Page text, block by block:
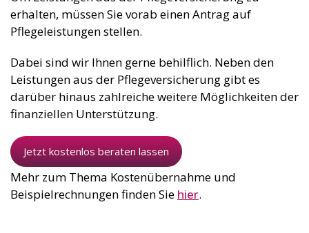
erhalten, müssen Sie vorab einen Antrag auf
Pflegeleistungen stellen.
Dabei sind wir Ihnen gerne behilflich. Neben den
Leistungen aus der Pflegeversicherung gibt es
darüber hinaus zahlreiche weitere Möglichkeiten der
finanziellen Unterstützung.
Jetzt kostenlos beraten lassen
Mehr zum Thema Kostenübernahme und
Beispielrechnungen finden Sie hier